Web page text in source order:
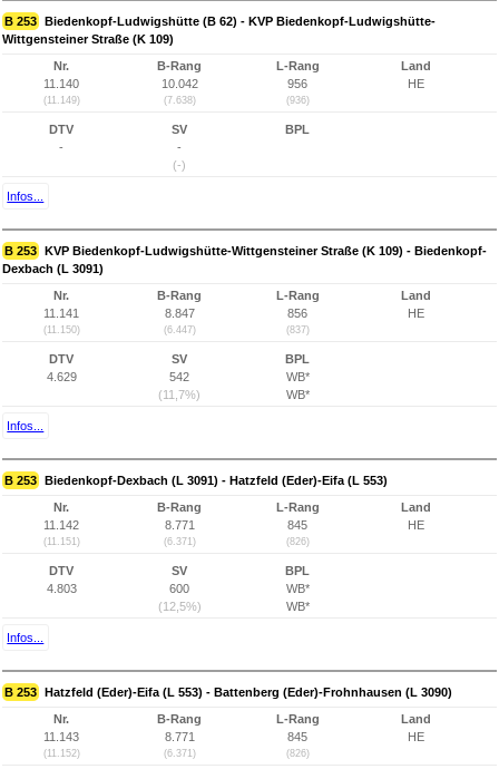
B 253 Biedenkopf-Ludwigshütte (B 62) - KVP Biedenkopf-Ludwigshütte-
Wittgensteiner Straße (K 109)
Nr.
11.140
(11.149)
B-Rang
10.042
(7.638)
L-Rang
956
(936)
Land
HE
DTV
-
SV
-
(-)
BPL
Infos...
B 253 KVP Biedenkopf-Ludwigshütte-Wittgensteiner Straße (K 109) - Biedenkopf-
Dexbach (L 3091)
Nr.
11.141
(11.150)
B-Rang
8.847
(6.447)
L-Rang
856
(837)
Land
HE
DTV
4.629
SV
542
(11,7%)
BPL
WB*
WB*
Infos...
B 253 Biedenkopf-Dexbach (L 3091) - Hatzfeld (Eder)-Eifa (L 553)
Nr.
11.142
(11.151)
B-Rang
8.771
(6.371)
L-Rang
845
(826)
Land
HE
DTV
4.803
SV
600
(12,5%)
BPL
WB*
WB*
Infos...
B 253 Hatzfeld (Eder)-Eifa (L 553) - Battenberg (Eder)-Frohnhausen (L 3090)
Nr.
11.143
(11.152)
B-Rang
8.771
(6.371)
L-Rang
845
(826)
Land
HE